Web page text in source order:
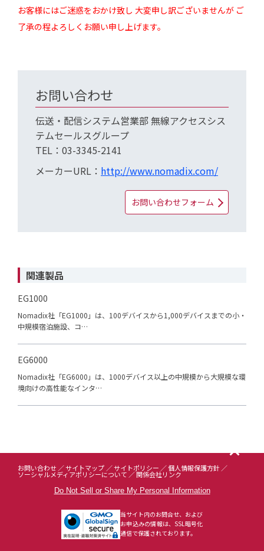
関連製品
EG1000
Nomadix社「EG1000」は、100デバイスから1,000デバイスまでの小・
中規模宿泊施設、コ…
EG6000
Nomadix社「EG6000」は、1000デバイス以上の中規模から大規模な環
境向けの高性能なインタ…
お客様にはご迷惑をおかけ致し 大変申し訳ございませんが ご
了承の程よろしくお願い申し上げます。
お問い合わせ
伝送・配信システム営業部 無線アクセスシス
テムセールスグループ
TEL：03-3345-2141
メーカーURL： http://www.nomadix.com/
お問い合わせフォーム
お問い合わせ サイトマップ サイトポリシー 個人情報保護方針
ソーシャルメディアポリシーについて 関係会社リンク
Do Not Sell or Share My Personal Information
当サイト内のお問合せ、および
お申込みの情報は、SSL暗号化
通信で保護されております。